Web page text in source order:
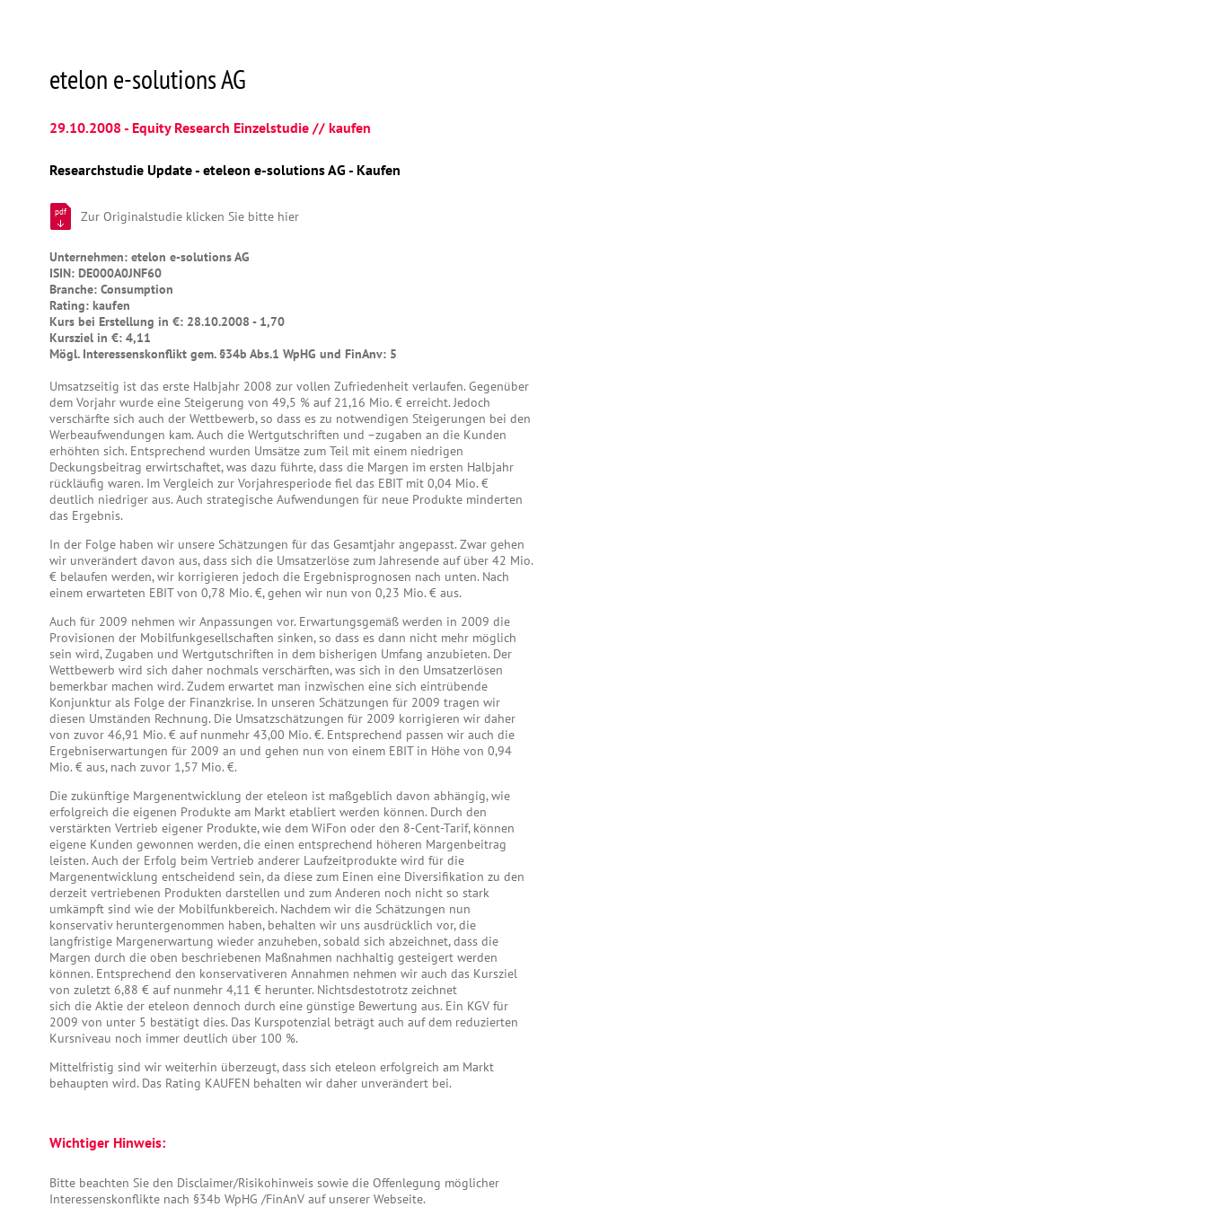
etelon e-solutions AG
29.10.2008 - Equity Research Einzelstudie // kaufen
Researchstudie Update - eteleon e-solutions AG - Kaufen
pdf Zur Originalstudie klicken Sie bitte hier
Unternehmen: etelon e-solutions AG
ISIN: DE000A0JNF60
Branche: Consumption
Rating: kaufen
Kurs bei Erstellung in €: 28.10.2008 - 1,70
Kursziel in €: 4,11
Mögl. Interessenskonflikt gem. §34b Abs.1 WpHG und FinAnv: 5
Umsatzseitig ist das erste Halbjahr 2008 zur vollen Zufriedenheit verlaufen. Gegenüber
dem Vorjahr wurde eine Steigerung von 49,5 % auf 21,16 Mio. € erreicht. Jedoch
verschärfte sich auch der Wettbewerb, so dass es zu notwendigen Steigerungen bei den
Werbeaufwendungen kam. Auch die Wertgutschriften und –zugaben an die Kunden
erhöhten sich. Entsprechend wurden Umsätze zum Teil mit einem niedrigen
Deckungsbeitrag erwirtschaftet, was dazu führte, dass die Margen im ersten Halbjahr
rückläufig waren. Im Vergleich zur Vorjahresperiode fiel das EBIT mit 0,04 Mio. €
deutlich niedriger aus. Auch strategische Aufwendungen für neue Produkte minderten
das Ergebnis.
In der Folge haben wir unsere Schätzungen für das Gesamtjahr angepasst. Zwar gehen
wir unverändert davon aus, dass sich die Umsatzerlöse zum Jahresende auf über 42 Mio.
€ belaufen werden, wir korrigieren jedoch die Ergebnisprognosen nach unten. Nach
einem erwarteten EBIT von 0,78 Mio. €, gehen wir nun von 0,23 Mio. € aus.
Auch für 2009 nehmen wir Anpassungen vor. Erwartungsgemäß werden in 2009 die
Provisionen der Mobilfunkgesellschaften sinken, so dass es dann nicht mehr möglich
sein wird, Zugaben und Wertgutschriften in dem bisherigen Umfang anzubieten. Der
Wettbewerb wird sich daher nochmals verschärften, was sich in den Umsatzerlösen
bemerkbar machen wird. Zudem erwartet man inzwischen eine sich eintrübende
Konjunktur als Folge der Finanzkrise. In unseren Schätzungen für 2009 tragen wir
diesen Umständen Rechnung. Die Umsatzschätzungen für 2009 korrigieren wir daher
von zuvor 46,91 Mio. € auf nunmehr 43,00 Mio. €. Entsprechend passen wir auch die
Ergebniserwartungen für 2009 an und gehen nun von einem EBIT in Höhe von 0,94
Mio. € aus, nach zuvor 1,57 Mio. €.
Die zukünftige Margenentwicklung der eteleon ist maßgeblich davon abhängig, wie
erfolgreich die eigenen Produkte am Markt etabliert werden können. Durch den
verstärkten Vertrieb eigener Produkte, wie dem WiFon oder den 8-Cent-Tarif, können
eigene Kunden gewonnen werden, die einen entsprechend höheren Margenbeitrag
leisten. Auch der Erfolg beim Vertrieb anderer Laufzeitprodukte wird für die
Margenentwicklung entscheidend sein, da diese zum Einen eine Diversifikation zu den
derzeit vertriebenen Produkten darstellen und zum Anderen noch nicht so stark
umkämpft sind wie der Mobilfunkbereich. Nachdem wir die Schätzungen nun
konservativ heruntergenommen haben, behalten wir uns ausdrücklich vor, die
langfristige Margenerwartung wieder anzuheben, sobald sich abzeichnet, dass die
Margen durch die oben beschriebenen Maßnahmen nachhaltig gesteigert werden
können. Entsprechend den konservativeren Annahmen nehmen wir auch das Kursziel
von zuletzt 6,88 € auf nunmehr 4,11 € herunter. Nichtsdestotrotz zeichnet
sich die Aktie der eteleon dennoch durch eine günstige Bewertung aus. Ein KGV für
2009 von unter 5 bestätigt dies. Das Kurspotenzial beträgt auch auf dem reduzierten
Kursniveau noch immer deutlich über 100 %.
Mittelfristig sind wir weiterhin überzeugt, dass sich eteleon erfolgreich am Markt
behaupten wird. Das Rating KAUFEN behalten wir daher unverändert bei.
Wichtiger Hinweis:
Bitte beachten Sie den Disclaimer/Risikohinweis sowie die Offenlegung möglicher
Interessenskonflikte nach §34b WpHG /FinAnV auf unserer Webseite.